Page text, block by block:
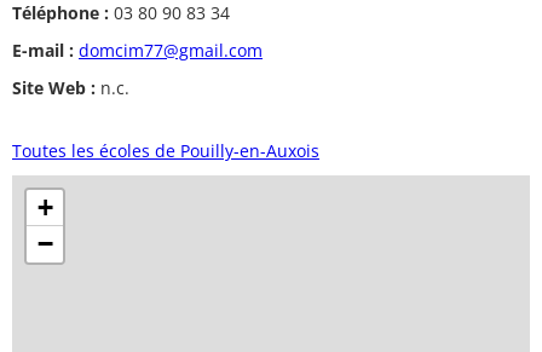
Téléphone : 03 80 90 83 34
E-mail : domcim77@gmail.com
Site Web : n.c.
Toutes les écoles de Pouilly-en-Auxois
+
−